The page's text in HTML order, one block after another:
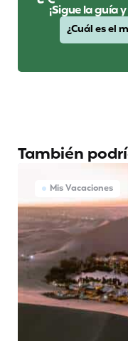
¡Sigue la guía
También
Mis Vacaciones